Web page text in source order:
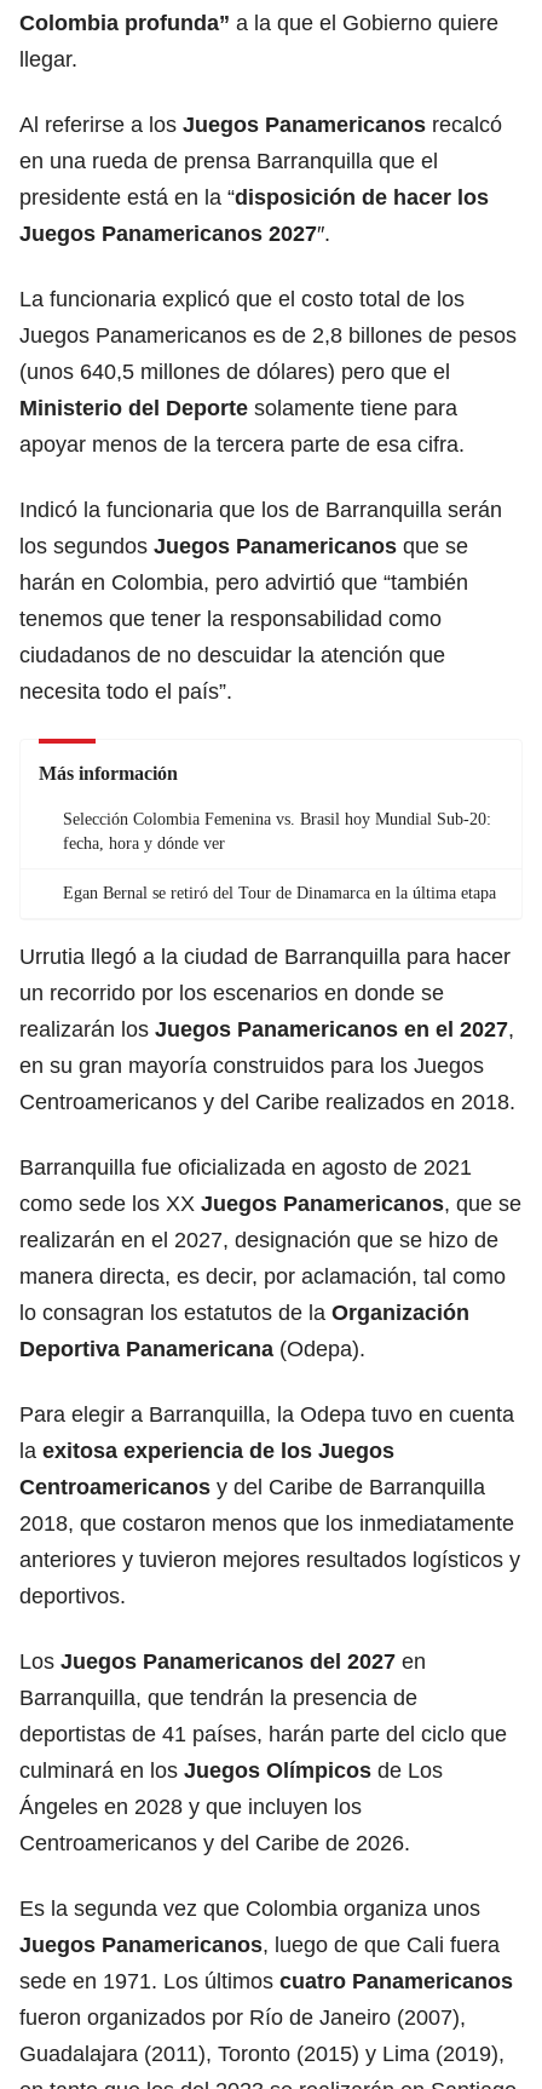
Colombia profunda” a la que el Gobierno quiere
llegar.
Al referirse a los Juegos Panamericanos recalcó
en una rueda de prensa Barranquilla que el
presidente está en la “disposición de hacer los
Juegos Panamericanos 2027″.
La funcionaria explicó que el costo total de los
Juegos Panamericanos es de 2,8 billones de pesos
(unos 640,5 millones de dólares) pero que el
Ministerio del Deporte solamente tiene para
apoyar menos de la tercera parte de esa cifra.
Indicó la funcionaria que los de Barranquilla serán
los segundos Juegos Panamericanos que se
harán en Colombia, pero advirtió que “también
tenemos que tener la responsabilidad como
ciudadanos de no descuidar la atención que
necesita todo el país”.
Más información
Selección Colombia Femenina vs. Brasil hoy Mundial Sub-20:
fecha, hora y dónde ver
Egan Bernal se retiró del Tour de Dinamarca en la última etapa
Urrutia llegó a la ciudad de Barranquilla para hacer
un recorrido por los escenarios en donde se
realizarán los Juegos Panamericanos en el 2027,
en su gran mayoría construidos para los Juegos
Centroamericanos y del Caribe realizados en 2018.
Barranquilla fue oficializada en agosto de 2021
como sede los XX Juegos Panamericanos, que se
realizarán en el 2027, designación que se hizo de
manera directa, es decir, por aclamación, tal como
lo consagran los estatutos de la Organización
Deportiva Panamericana (Odepa).
Para elegir a Barranquilla, la Odepa tuvo en cuenta
la exitosa experiencia de los Juegos
Centroamericanos y del Caribe de Barranquilla
2018, que costaron menos que los inmediatamente
anteriores y tuvieron mejores resultados logísticos y
deportivos.
Los Juegos Panamericanos del 2027 en
Barranquilla, que tendrán la presencia de
deportistas de 41 países, harán parte del ciclo que
culminará en los Juegos Olímpicos de Los
Ángeles en 2028 y que incluyen los
Centroamericanos y del Caribe de 2026.
Es la segunda vez que Colombia organiza unos
Juegos Panamericanos, luego de que Cali fuera
sede en 1971. Los últimos cuatro Panamericanos
fueron organizados por Río de Janeiro (2007),
Guadalajara (2011), Toronto (2015) y Lima (2019),